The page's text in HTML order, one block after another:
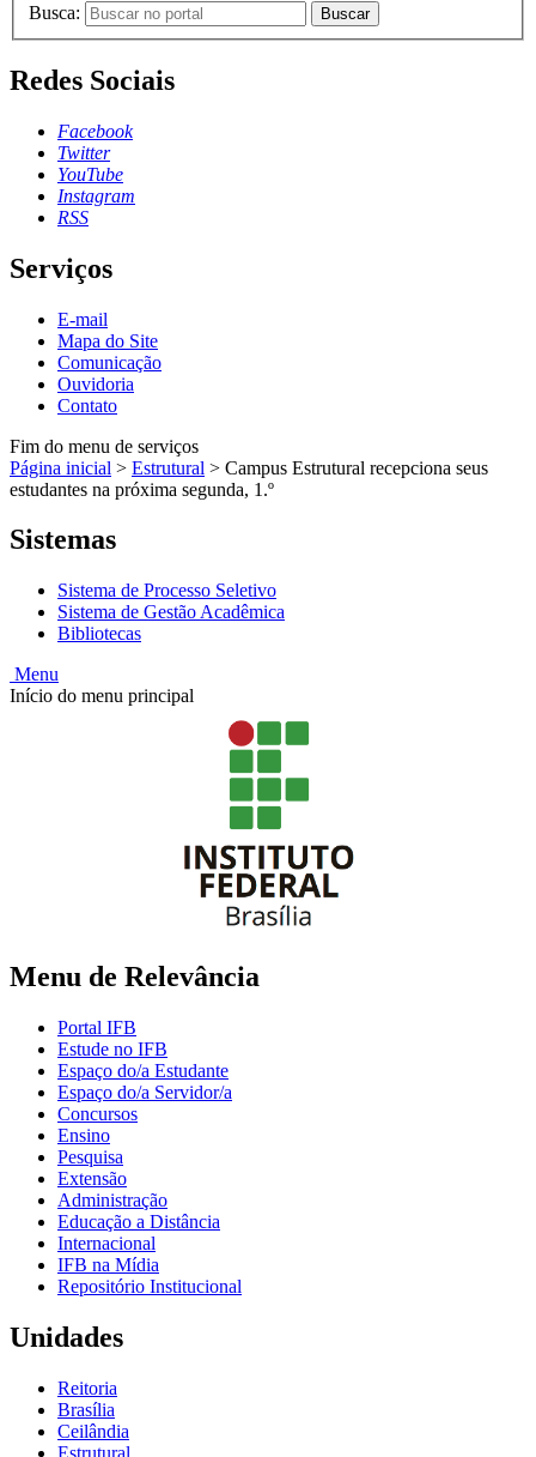
Busca: Buscar
Redes Sociais
Facebook
Twitter
YouTube
Instagram
RSS
Serviços
E-mail
Mapa do Site
Comunicação
Ouvidoria
Contato
Fim do menu de serviços
Página inicial > Estrutural > Campus Estrutural recepciona seus
estudantes na próxima segunda, 1.º
Sistemas
Sistema de Processo Seletivo
Sistema de Gestão Acadêmica
Bibliotecas
Menu
Início do menu principal
Menu de Relevância
Portal IFB
Estude no IFB
Espaço do/a Estudante
Espaço do/a Servidor/a
Concursos
Ensino
Pesquisa
Extensão
Administração
Educação a Distância
Internacional
IFB na Mídia
Repositório Institucional
Unidades
Reitoria
Brasília
Ceilândia
Estrutural